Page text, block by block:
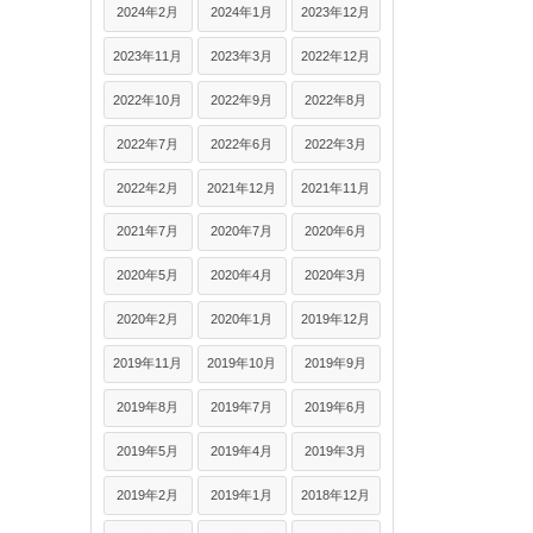
2024年2月 2024年1月 2023年12月
2023年11月 2023年3月 2022年12月
2022年10月 2022年9月 2022年8月
2022年7月 2022年6月 2022年3月
2022年2月 2021年12月 2021年11月
2021年7月 2020年7月 2020年6月
2020年5月 2020年4月 2020年3月
2020年2月 2020年1月 2019年12月
2019年11月 2019年10月 2019年9月
2019年8月 2019年7月 2019年6月
2019年5月 2019年4月 2019年3月
2019年2月 2019年1月 2018年12月